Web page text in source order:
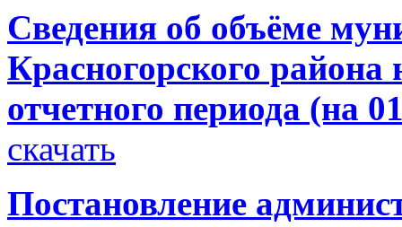
Сведения об объёме
Красногорского района
отчетного периода (на
скачать
Постановление